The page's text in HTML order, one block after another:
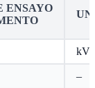
ENSAYO
kV/
–